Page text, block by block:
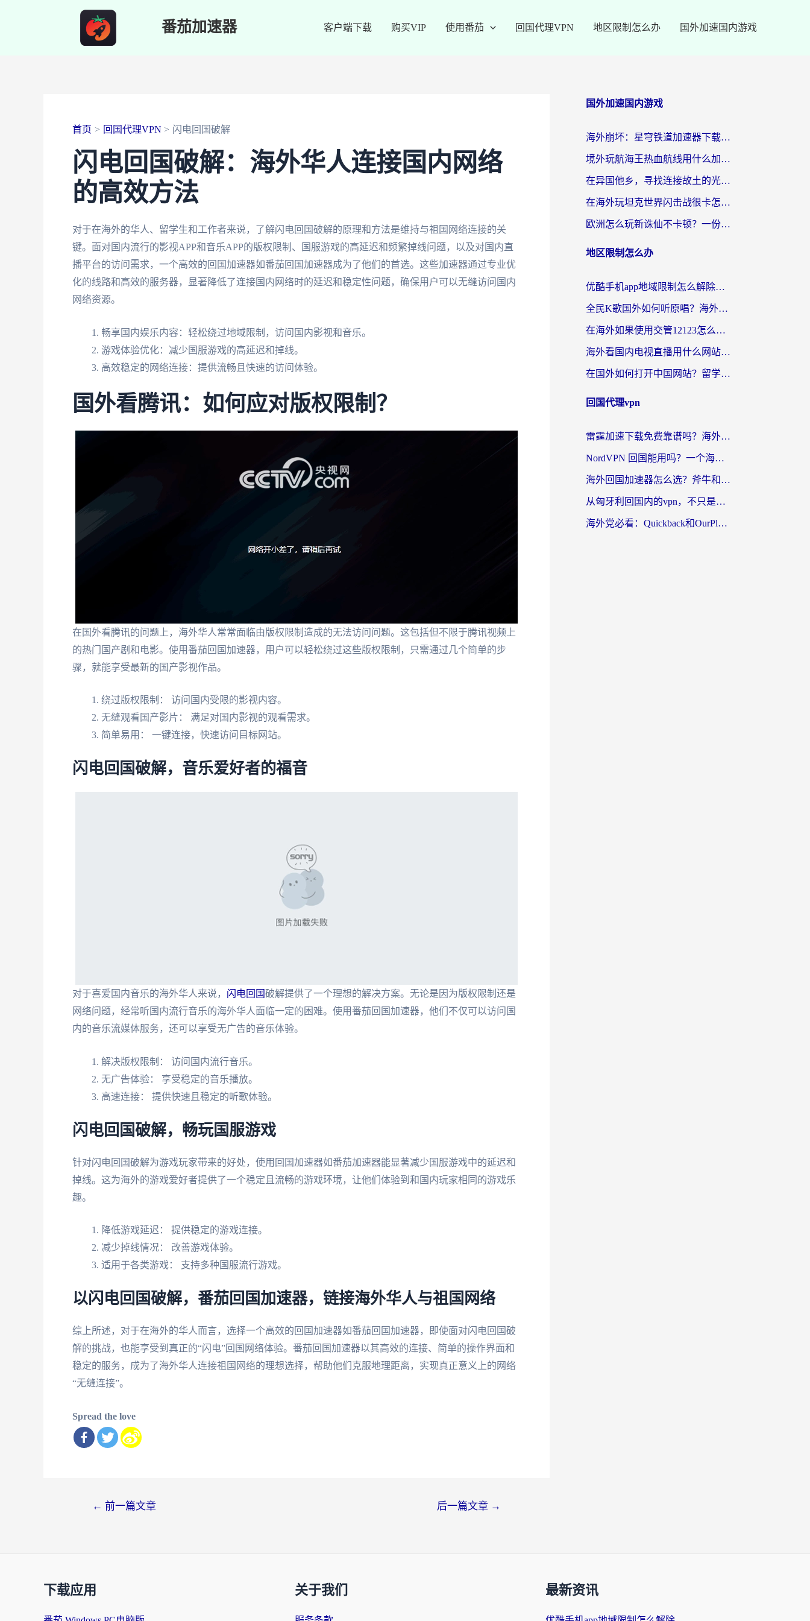
番茄加速器 客户端下载 购买VIP 使用番茄 回国代理VPN 地区限制怎么办 国外加速国内游戏
首页 回国代理VPN 闪电回国破解
闪电回国破解：海外华人连接国内网络
的高效方法
对于在海外的华人、留学生和工作者来说，了解闪电回国破解的原理和方法是维持与祖国网络连接的关
键。面对国内流行的影视APP和音乐APP的版权限制、国服游戏的高延迟和频繁掉线问题，以及对国内直
播平台的访问需求，一个高效的回国加速器如番茄回国加速器成为了他们的首选。这些加速器通过专业优
化的线路和高效的服务器，显著降低了连接国内网络时的延迟和稳定性问题，确保用户可以无缝访问国内
网络资源。
畅享国内娱乐内容：轻松绕过地域限制，访问国内影视和音乐。
游戏体验优化：减少国服游戏的高延迟和掉线。
高效稳定的网络连接：提供流畅且快速的访问体验。
国外看腾讯：如何应对版权限制？
在国外看腾讯的问题上，海外华人常常面临由版权限制造成的无法访问问题。这包括但不限于腾讯视频上
的热门国产剧和电影。使用番茄回国加速器，用户可以轻松绕过这些版权限制，只需通过几个简单的步
骤，就能享受最新的国产影视作品。
绕过版权限制： 访问国内受限的影视内容。
无缝观看国产影片： 满足对国内影视的观看需求。
简单易用： 一键连接，快速访问目标网站。
闪电回国破解，音乐爱好者的福音
对于喜爱国内音乐的海外华人来说， 闪电回国破解提供了一个理想的解决方案。无论是因为版权限制还是
网络问题，经常听国内流行音乐的海外华人面临一定的困难。使用番茄回国加速器，他们不仅可以访问国
内的音乐流媒体服务，还可以享受无广告的音乐体验。
解决版权限制： 访问国内流行音乐。
无广告体验： 享受稳定的音乐播放。
高速连接： 提供快速且稳定的听歌体验。
闪电回国破解，畅玩国服游戏
针对闪电回国破解为游戏玩家带来的好处，使用回国加速器如番茄加速器能显著减少国服游戏中的延迟和
掉线。这为海外的游戏爱好者提供了一个稳定且流畅的游戏环境，让他们体验到和国内玩家相同的游戏乐
趣。
降低游戏延迟： 提供稳定的游戏连接。
减少掉线情况： 改善游戏体验。
适用于各类游戏： 支持多种国服流行游戏。
以闪电回国破解，番茄回国加速器，链接海外华人与祖国网络
综上所述，对于在海外的华人而言，选择一个高效的回国加速器如番茄回国加速器，即使面对闪电回国破
解的挑战，也能享受到真正的“闪电”回国网络体验。番茄回国加速器以其高效的连接、简单的操作界面和
稳定的服务，成为了海外华人连接祖国网络的理想选择，帮助他们克服地理距离，实现真正意义上的网络
“无缝连接”。
Spread the love
← 前一篇文章 后一篇文章 →
国外加速国内游戏
海外崩坏：星穹铁道加速器下载安装：一份给游子的终极网络指南
境外玩航海王热血航线用什么加速器？2026海外玩家实测最优方案（附欧洲问道堡垒前线加速技巧）
在异国他乡，寻找连接故土的光明大陆免费加速器
在海外玩坦克世界闪击战很卡怎么办？老玩家亲测有效的加速器选择指南
欧洲怎么玩新诛仙不卡顿？一份给海外游子的国服游戏畅玩指南
地区限制怎么办
优酷手机app地域限制怎么解除？海外党亲测有效的追剧方案
全民K歌国外如何听原唱？海外党亲测有效的回国加速器选择指南
在海外如果使用交管12123怎么处理？留学生亲测有效的回国加速方案
海外看国内电视直播用什么网站比较好？一篇解决你所有追剧难题的实用指南
在国外如何打开中国网站？留学生与海外华人的无缝访问指南
回国代理vpn
雷霆加速下载免费靠谱吗？海外党选回国加速器的避坑指南（附热门工具对比）
NordVPN 回国能用吗？一个海外用户必须面对的真实困境
海外回国加速器怎么选？斧牛和海龟哪个好？一篇帮你避开坑的实用指南
从匈牙利回国内的vpn，不只是为了刷剧那么简单
海外党必看：Quickback和OurPlay好用吗？3分钟选对回国加速器，无缝刷剧玩游戏
下载应用 关于我们 最新资讯